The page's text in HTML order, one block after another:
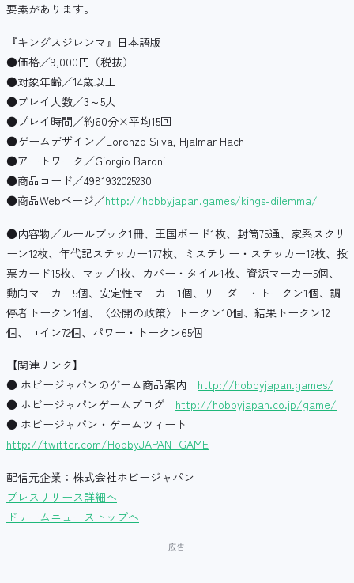
要素があります。
『キングスジレンマ』日本語版
●価格／9,000円（税抜）
●対象年齢／14歳以上
●プレイ人数／3～5人
●プレイ時間／約60分×平均15回
●ゲームデザイン／Lorenzo Silva, Hjalmar Hach
●アートワーク／Giorgio Baroni
●商品コード／4981932025230
●商品Webページ／http://hobbyjapan.games/kings-dilemma/
●内容物／ルールブック1冊、王国ボード1枚、封筒75通、家系スクリ
ーン12枚、年代記ステッカー177枚、ミステリー・ステッカー12枚、投
票カード15枚、マップ1枚、カバー・タイル1枚、資源マーカー5個、
動向マーカー5個、安定性マーカー1個、リーダー・トークン1個、調
停者トークン1個、〈公開の政策〉トークン10個、結果トークン12
個、コイン72個、パワー・トークン65個
【関連リンク】
● ホビージャパンのゲーム商品案内 http://hobbyjapan.games/
● ホビージャパンゲームブログ http://hobbyjapan.co.jp/game/
● ホビージャパン・ゲームツィート
http://twitter.com/HobbyJAPAN_GAME
配信元企業：株式会社ホビージャパン
プレスリリース詳細へ
ドリームニューストップへ